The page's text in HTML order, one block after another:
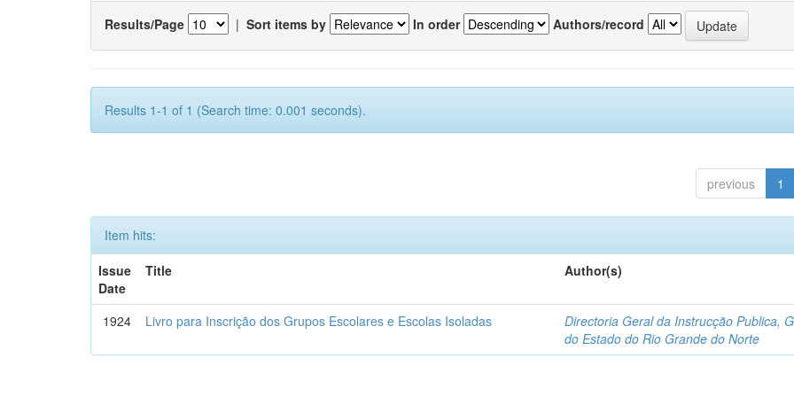
Results/Page | Sort items by In order Authors/record
Results 1-1 of 1 (Search time: 0.001 seconds).
previous 1
Item hits:
Issue
Date
Title Author(s)
1924 Livro para Inscrição dos Grupos Escolares e Escolas Isoladas
Directoria Geral da Instrucção Publica,
do Estado do Rio Grande do Norte